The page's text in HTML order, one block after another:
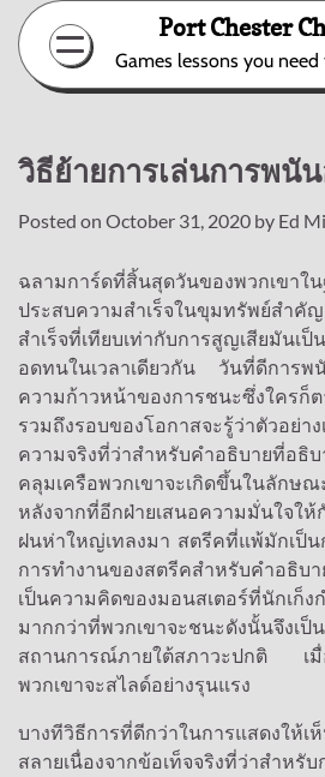
Skip
content
Port Chester
Games lessons you
วิธีย้ายการเล่นการพนั
Posted on October 31, 2020 by Ed
ฉลามการ์ดที่สิ้นสุดวันของพวกเขาใ
ประสบความสำเร็จในขุมทรัพย์สำคั
สำเร็จที่เทียบเท่ากับการสูญเสียมันเ
อดทนในเวลาเดียวกัน วันที่ดีการพ
ความก้าวหน้าของการชนะซึ่งใครก็
รวมถึงรอบของโอกาสจะรู้ว่าตัวอย่า
ความจริงที่ว่าสำหรับคำอธิบายที่อธิบ
คลุมเครือพวกเขาจะเกิดขึ้นในลักษ
หลังจากที่อีกฝ่ายเสนอความมั่นใจใ
ฝนห่าใหญ่เทลงมา สตรีคที่แพ้มักเป็
การทำงานของสตรีคสำหรับคำอธิบ
เป็นความคิดของมอนสเตอร์ที่นักเก็ง
มากกว่าที่พวกเขาจะชนะดังนั้นจึงเป็
สถานการณ์ภายใต้สภาวะปกติ เมื่อ
พวกเขาจะสไลด์อย่างรุนแรง
บางทีวิธีการที่ดีกว่าในการแสดงให้เ
สลายเนื่องจากข้อเท็จจริงที่ว่าสำหรั